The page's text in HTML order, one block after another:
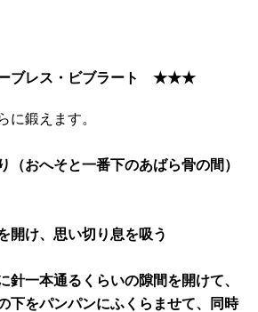
ブレス・ビブラート ★★★
に鍛えます。
（おへそと一番下のあばら骨の間）
開け、思い切り息を吸う
針一本通るくらいの隙間を開けて、
下をパンパンにふくらませて、同時